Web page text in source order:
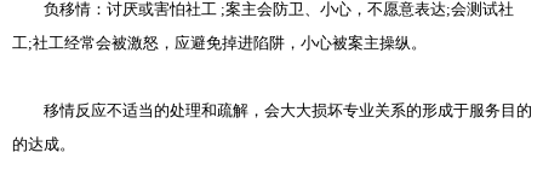
负移情：讨厌或害怕社工 ;案主会防卫、小心，不愿意表达;会测试社
工;社工经常会被激怒，应避免掉进陷阱，小心被案主操纵。
移情反应不适当的处理和疏解，会大大损坏专业关系的形成于服务目的
的达成。